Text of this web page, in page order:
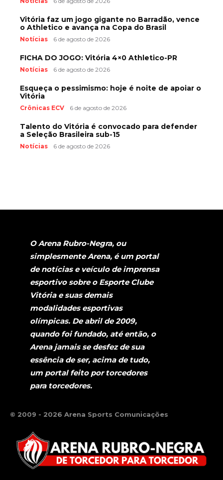
Vitória faz um jogo gigante no Barradão, vence
o Athletico e avança na Copa do Brasil
Notícias 6 de agosto de 2026
FICHA DO JOGO: Vitória 4×0 Athletico-PR
Notícias 6 de agosto de 2026
Esqueça o pessimismo: hoje é noite de apoiar o
Vitória
Crônicas ECV 6 de agosto de 2026
Talento do Vitória é convocado para defender
a Seleção Brasileira sub-15
Notícias 6 de agosto de 2026
O Arena Rubro-Negra, ou
simplesmente Arena, é um portal
de notícias e veículo de imprensa
esportivo sobre o Esporte Clube
Vitória e suas demais
modalidades esportivas
olímpicas. De abril de 2009,
quando foi fundado, até então, o
Arena jamais se desfez de sua
essência de ser, acima de tudo,
um portal feito por torcedores
para torcedores.
© 2009 - 2026 Arena Sports Comunicações